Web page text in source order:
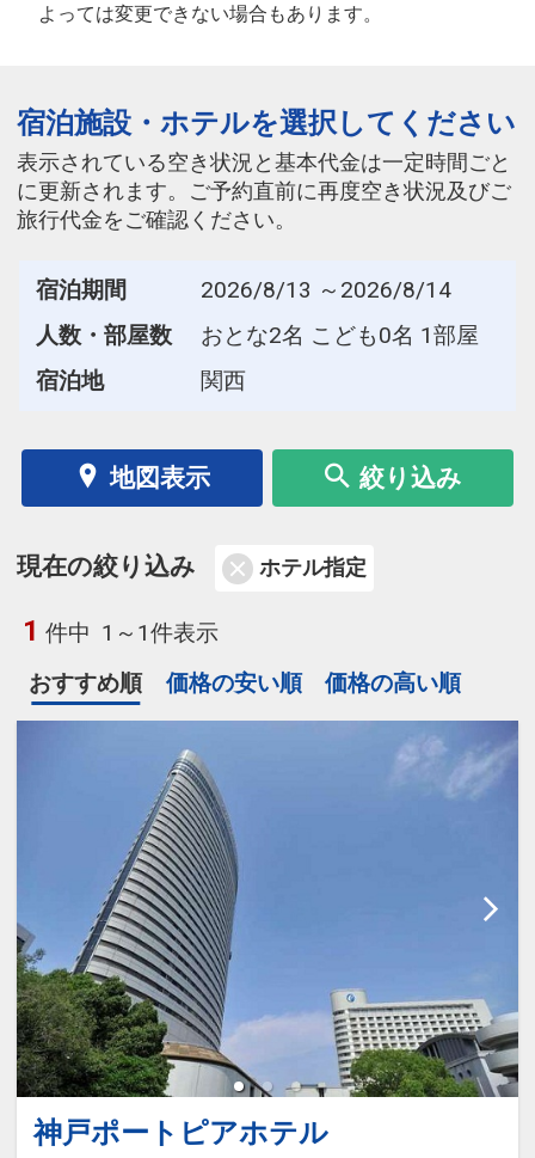
よっては変更できない場合もあります。
宿泊施設・ホテルを選択してください
表示されている空き状況と基本代金は一定時間ごと
に更新されます。ご予約直前に再度空き状況及びご
旅行代金をご確認ください。
宿泊期間
2026/8/13 ～2026/8/14
人数・部屋数
おとな2名 こども0名 1部屋
宿泊地
関西
地図表示 絞り込み
現在の絞り込み ホテル指定
1 件中 1～1件表示
おすすめ順
価格の安い順 価格の高い順
神戸ポートピアホテル